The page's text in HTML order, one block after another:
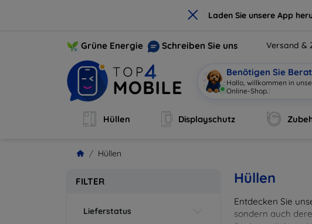
× Laden Sie unsere App
Grüne Energie Schreiben Sie uns Versand &
Benötigen Sie
Hallo, willkommen in
Online-Shop.
Hüllen Displayschutz
Hüllen
FILTER
Lieferstatus
Hüllen
Entdecken Sie
sondern auch